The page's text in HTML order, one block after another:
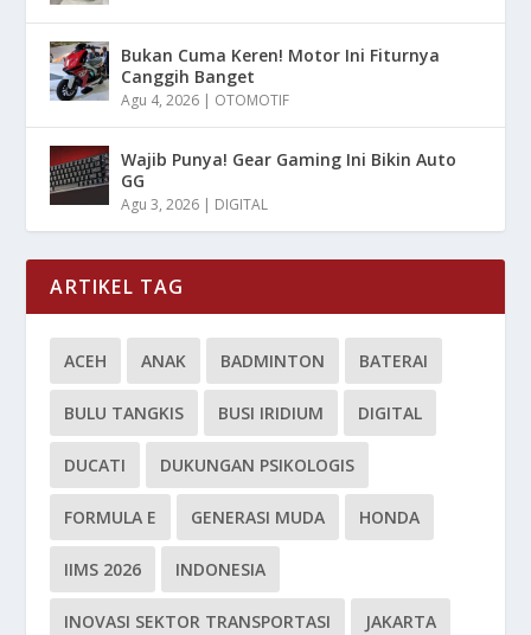
Bukan Cuma Keren! Motor Ini Fiturnya
Canggih Banget
Agu 4, 2026 | OTOMOTIF
Wajib Punya! Gear Gaming Ini Bikin Auto
GG
Agu 3, 2026 | DIGITAL
ARTIKEL TAG
ACEH ANAK BADMINTON BATERAI
BULU TANGKIS BUSI IRIDIUM DIGITAL
DUCATI DUKUNGAN PSIKOLOGIS
FORMULA E GENERASI MUDA HONDA
IIMS 2026 INDONESIA
INOVASI SEKTOR TRANSPORTASI JAKARTA